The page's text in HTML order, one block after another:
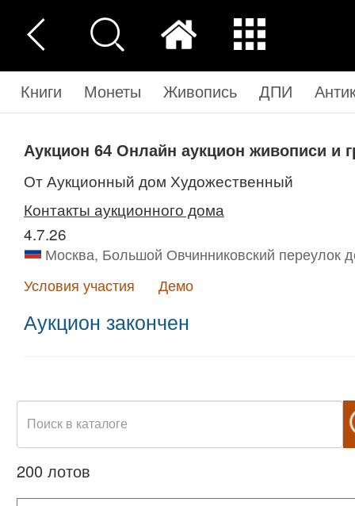
Книги Монеты Живопись ДПИ
Аукцион 64 Онлайн аукцион живописи и
от Аукционный дом Художественный
Контакты аукционного дома
4.7.26
Москва, Большой Овчинниковский переулок
Условия участия
Демо
Аукцион закончен
200 лотов